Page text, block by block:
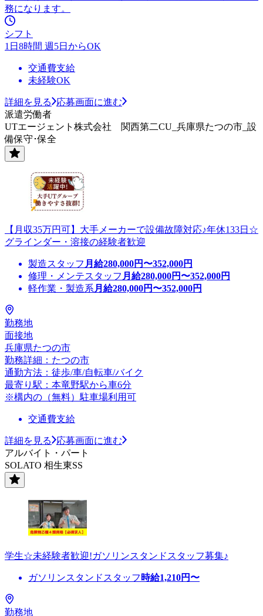
務になります。
シフト
1日8時間 週5日からOK
交通費支給
未経験OK
詳細を見る
応募画面に進む
派遣労働者
UTエージェント株式会社 関西第二CU_兵庫県たつの市_設
備保守･保全
【月収35万円可】大手メーカーで設備故障対応♪年休133日☆
グラインダー・溶接の経験者歓迎
製造スタッフ 月給280,000円〜352,000円
修理・メンテスタッフ 月給280,000円〜352,000円
軽作業・製造系 月給280,000円〜352,000円
勤務地
面接地
兵庫県たつの市
勤務詳細：たつの市
通勤方法：徒歩/車/自転車/バイク
最寄り駅：本竜野駅から車6分
※構内の（無料）駐車場利用可
交通費支給
詳細を見る
応募画面に進む
アルバイト・パート
SOLATO 相生東SS
学生☆未経験者歓迎!ガソリンスタンドスタッフ募集♪
ガソリンスタンドスタッフ 時給1,210円〜
勤務地